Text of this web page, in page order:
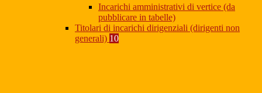
Incarichi amministrativi di vertice (da
pubblicare in tabelle)
Titolari di incarichi dirigenziali (dirigenti non
generali) 10